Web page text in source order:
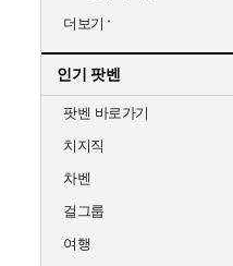
더보기
인기 팟벤
팟벤 바로가기
치지직
차벤
걸그룹
여행